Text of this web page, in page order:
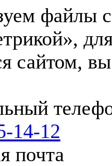
файлы
сайтом,
14-12
почта